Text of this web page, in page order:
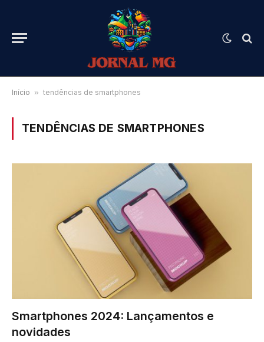
Início » tendências de smartphones
TENDÊNCIAS DE SMARTPHONES
Smartphones 2024: Lançamentos e
novidades